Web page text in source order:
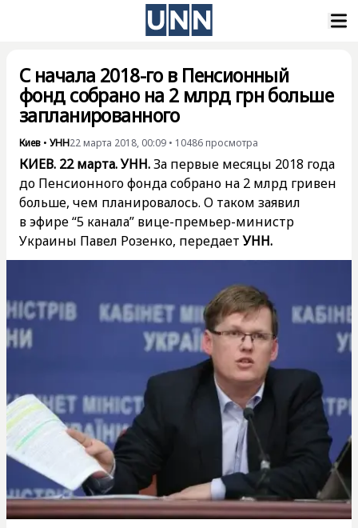
С начала 2018-го в Пенсионный
фонд собрано на 2 млрд грн больше
запланированного
Киев • УНН22 марта 2018, 00:09 • 10486 просмотра
КИЕВ. 22 марта. УНН.За первые месяцы 2018 года
до Пенсионного фонда собрано на 2 млрд гривен
больше, чем планировалось. О таком заявил
в эфире “5 канала” вице-премьер-министр
Украины Павел Розенко, передаетУНН.